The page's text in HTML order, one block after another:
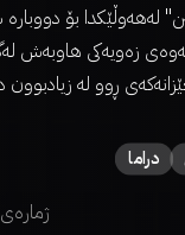
بۆ دووبارە
زەویەکی هاوبەش
ڕوو لە زیادبوون
دراما